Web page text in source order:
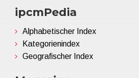
ipcmPedia
Alphabetischer Index
Kategorienindex
Geografischer Index